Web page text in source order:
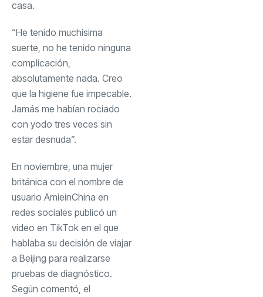
casa.
“He tenido muchísima
suerte, no he tenido ninguna
complicación,
absolutamente nada. Creo
que la higiene fue impecable.
Jamás me habían rociado
con yodo tres veces sin
estar desnuda”.
En noviembre, una mujer
británica con el nombre de
usuario AmieinChina en
redes sociales publicó un
video en TikTok en el que
hablaba su decisión de viajar
a Beijing para realizarse
pruebas de diagnóstico.
Según comentó, el